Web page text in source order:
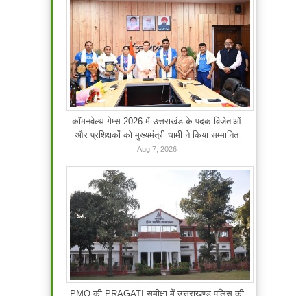
कॉमनवेल्थ गेम्स 2026 में उत्तराखंड के पदक विजेताओं
और प्रशिक्षकों को मुख्यमंत्री धामी ने किया सम्मानित
Aug 7, 2026
PMO की PRAGATI समीक्षा में उत्तराखण्ड पुलिस की